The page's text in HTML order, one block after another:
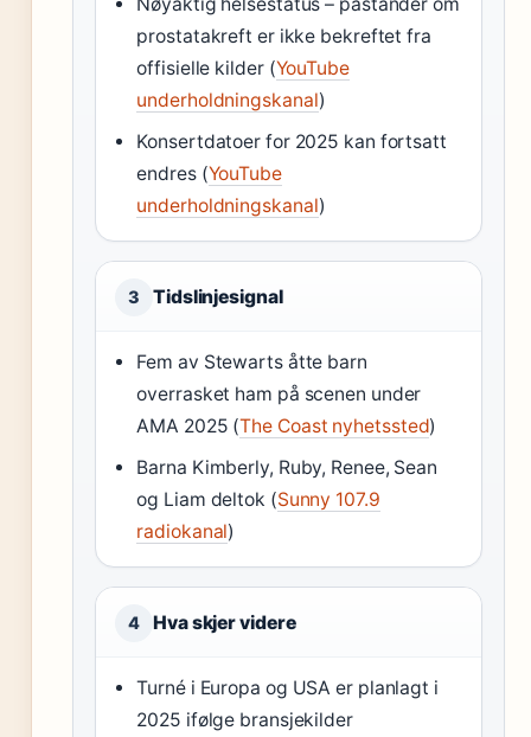
prostatakreft er ikke bekreftet fra
offisielle kilder (YouTube
underholdningskanal)
Konsertdatoer for 2025 kan fortsatt
endres (YouTube
underholdningskanal)
3 Tidslinjesignal
Fem av Stewarts åtte barn
overrasket ham på scenen under
AMA 2025 (The Coast nyhetssted)
Barna Kimberly, Ruby, Renee, Sean
og Liam deltok (Sunny 107.9
radiokanal)
4 Hva skjer videre
Turné i Europa og USA er planlagt i
2025 ifølge bransjekilder